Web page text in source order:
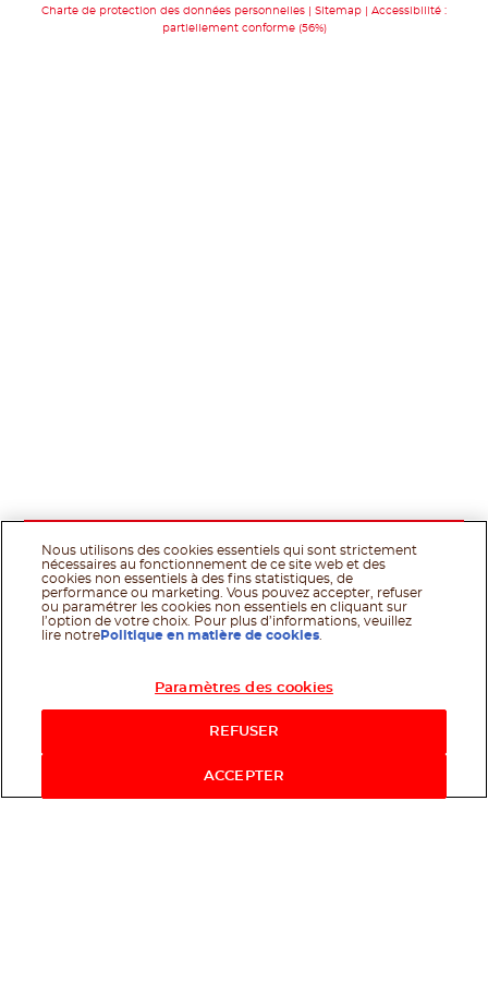
Charte de protection des données personnelles
Sitemap
Accessibilité :
partiellement conforme (56%)
Nous utilisons des cookies essentiels qui sont strictement
nécessaires au fonctionnement de ce site web et des
cookies non essentiels à des fins statistiques, de
performance ou marketing. Vous pouvez accepter, refuser
ou paramétrer les cookies non essentiels en cliquant sur
l’option de votre choix. Pour plus d’informations, veuillez
lire notre Politique en matière de cookies
Paramètres des cookies
REFUSER
ACCEPTER